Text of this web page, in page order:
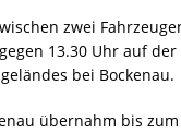
zwei
13.30 Uhr auf der
bei Bockenau.
übernahm bis